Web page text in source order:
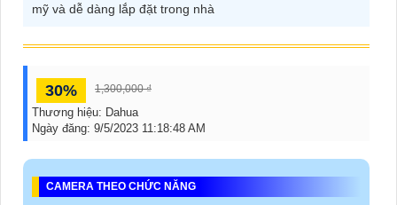
mỹ và dễ dàng lắp đặt trong nhà
30% 1,300,000 ₫
Thương hiệu: Dahua
Ngày đăng: 9/5/2023 11:18:48 AM
CAMERA THEO CHỨC NĂNG